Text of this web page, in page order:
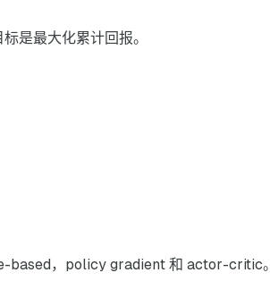
是最大化累计回报。
based，policy gradient 和 actor-critic。